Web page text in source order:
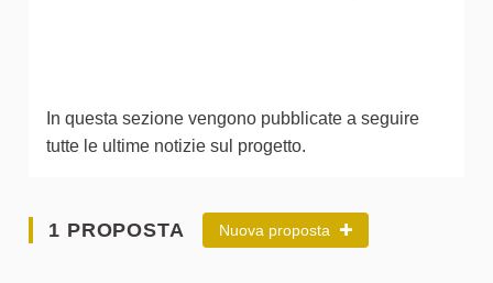
In questa sezione vengono pubblicate a seguire
tutte le ultime notizie sul progetto.
1 PROPOSTA Nuova proposta